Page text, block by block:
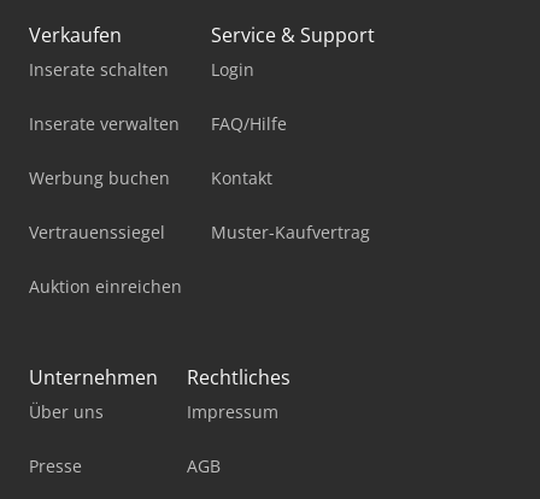
Verkaufen
Inserate schalten
Inserate verwalten
Werbung buchen
Vertrauenssiegel
Auktion einreichen
Service & Support
Login
FAQ/Hilfe
Kontakt
Muster-Kaufvertrag
Unternehmen
Über uns
Presse
Rechtliches
Impressum
AGB